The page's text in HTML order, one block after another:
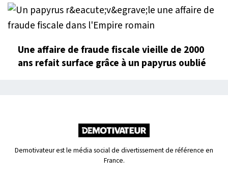
Une affaire de fraude fiscale vieille de 2000
ans refait surface grâce à un papyrus oublié
Demotivateur est le média social de divertissement de référence en
France.